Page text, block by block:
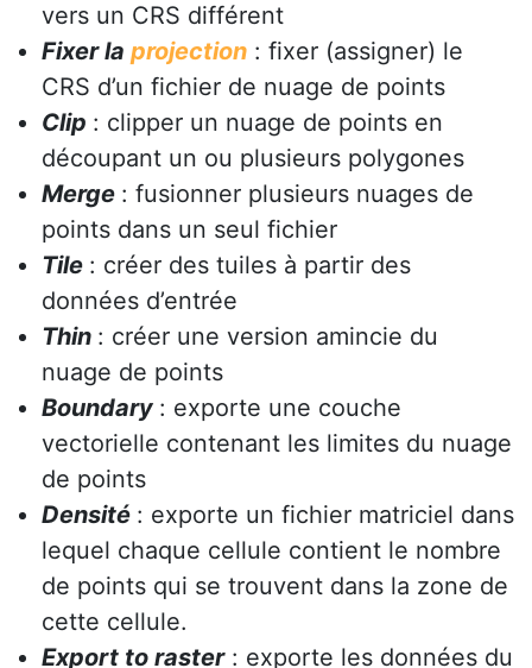
vers un CRS différent
Fixer la projection : fixer (assigner) le
CRS d’un fichier de nuage de points
Clip : clipper un nuage de points en
découpant un ou plusieurs polygones
Merge : fusionner plusieurs nuages de
points dans un seul fichier
Tile : créer des tuiles à partir des
données d’entrée
Thin : créer une version amincie du
nuage de points
Boundary : exporte une couche
vectorielle contenant les limites du nuage
de points
Densité : exporte un fichier matriciel dans
lequel chaque cellule contient le nombre
de points qui se trouvent dans la zone de
cette cellule.
Export to raster: exporte les données du